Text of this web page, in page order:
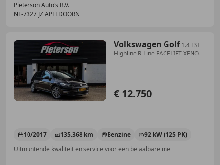
Pieterson Auto's B.V.
NL-7327 JZ APELDOORN
Volkswagen Golf 1.4 TSI
Highline R-Line FACELIFT XENON
€ 12.750
10/2017 135.368 km Benzine
92 kW (125 PK)
Uitmuntende kwaliteit en service voor een betaalbare me